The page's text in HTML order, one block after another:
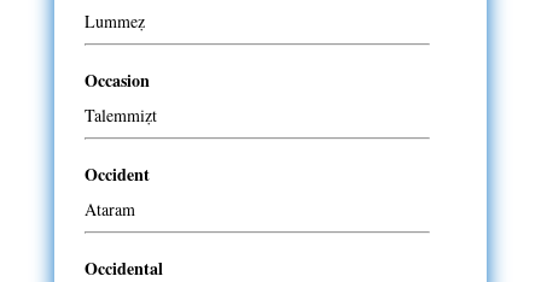
Lummeẓ
Occasion
Talemmiẓt
Occident
Ataram
Occidental